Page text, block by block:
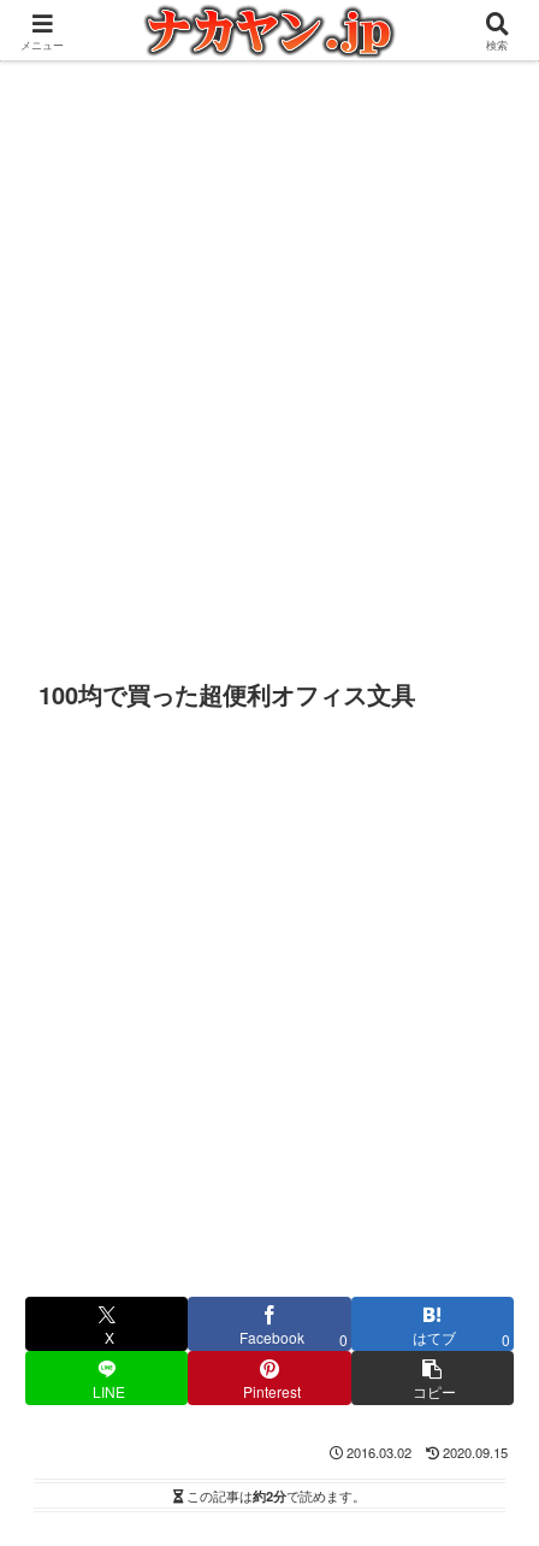
アウトドアとガジェット好きな管理人の愉快な日々を綴るブログ
100均で買った超便利オフィス文具
X Facebook 0 はてブ 0
LINE Pinterest コピー
2016.03.02 2020.09.15
この記事は約2分で読めます。
メニュー 検索